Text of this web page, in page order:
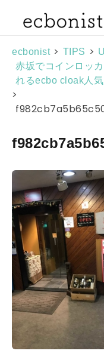
ecbonist > TIPS >
赤坂でコインロッ
れるecbo cloak人気
>